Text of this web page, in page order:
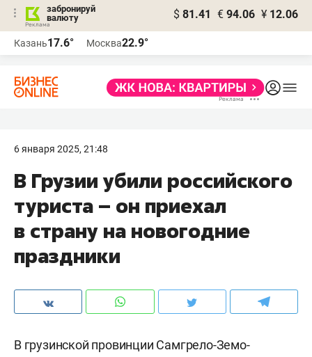
забронируй
валюту
$ 81.41 € 94.06 ¥ 12.06
Казань17.6° Москва22.9°
6 января 2025, 21:48
В Грузии убили российского
туриста – он приехал
в страну на новогодние
праздники
В грузинской провинции Самгрело-Земо-